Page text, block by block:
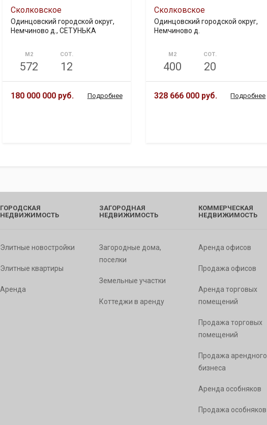
Сколковское
Одинцовский городской округ,
Немчиново д., СЕТУНЬКА
М2
572
СОТ.
12
180 000 000 руб. Подробнее
Сколковское
Одинцовский городской округ,
Немчиново д.
М2
400
СОТ.
20
328 666 000 руб. Подробнее
ГОРОДСКАЯ
НЕДВИЖИМОСТЬ
Элитные новостройки
Элитные квартиры
Аренда
ЗАГОРОДНАЯ
НЕДВИЖИМОСТЬ
Загородные дома,
поселки
Земельные участки
Коттеджи в аренду
КОММЕРЧЕСКАЯ
НЕДВИЖИМОСТЬ
Аренда офисов
Продажа офисов
Аренда торговых
помещений
Продажа торговых
помещений
Продажа арендного
бизнеса
Аренда особняков
Продажа особняков